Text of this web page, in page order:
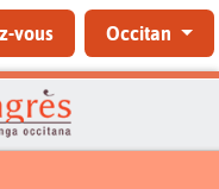
vous Occitan